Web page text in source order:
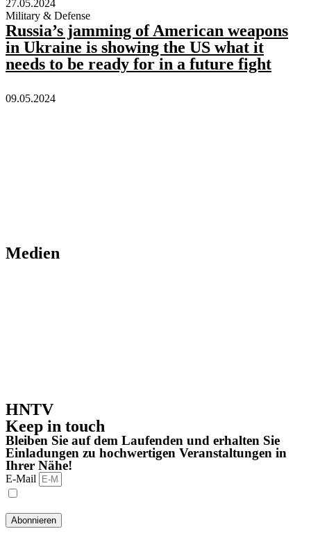
27.05.2024
Military & Defense
Russia’s jamming of American weapons
in Ukraine is showing the US what it
needs to be ready for in a future fight
09.05.2024
Medien
HNTV
Keep in touch
Bleiben Sie auf dem Laufenden und erhalten Sie
Einladungen zu hochwertigen Veranstaltungen in
Ihrer Nähe!
E-Mail
Abonnieren